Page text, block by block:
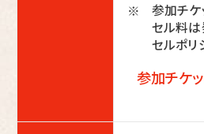
※
参加チケ
セル料は
セルポリ
参加チケ